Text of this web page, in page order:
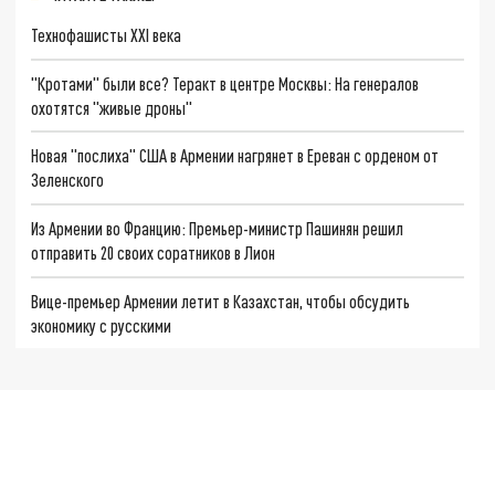
Технофашисты XXI века
"Кротами" были все? Теракт в центре Москвы: На генералов
охотятся "живые дроны"
Новая "послиха" США в Армении нагрянет в Ереван с орденом от
Зеленского
Из Армении во Францию: Премьер-министр Пашинян решил
отправить 20 своих соратников в Лион
Вице-премьер Армении летит в Казахстан, чтобы обсудить
экономику с русскими